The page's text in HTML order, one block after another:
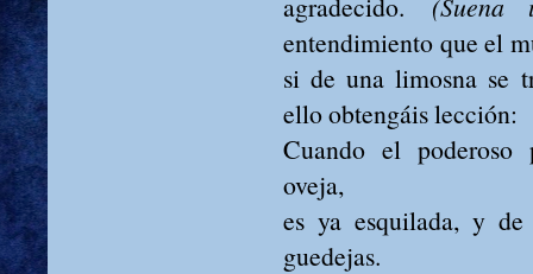
entendimiento que el
si de una limosna se
ello obtengáis lección:
Cuando el poderoso
oveja,
es ya esquilada, y
guedejas.